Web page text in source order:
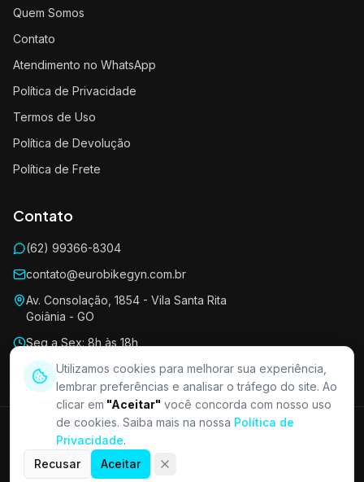
Quem Somos
Contato
Atendimento no WhatsApp
Política de Privacidade
Termos de Uso
Política de Devolução
Política de Frete
Contato
(62) 99366-8304
contato@eurobikegyn.com.br
Av. Consolação, 1854 - Vila Santa Rita
Goiânia - GO
Seg a Sex: 8h às 18h
Sáb: 8h às 13h
EUROBIKE GYN LTDA - ME · CNPJ 17.825.869/0001-78 · Av.
Consolação, 1854 - Qd 06 Lt 06 - Vila Santa Rita, Goiânia/GO - CEP
74420-450
Utilizamos cookies para melhorar sua experiência,
lembrar preferências e analisar o tráfego do site. Ao
clicar em "Aceitar" você concorda com nosso uso
de cookies. Saiba mais na nossa Política de
Privacidade.
Recusar
Aceitar